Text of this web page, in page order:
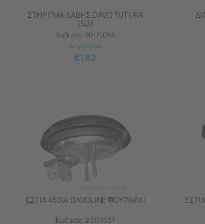
ΣΤΗΡΙΓΜΑ ΛΑΒΗΣ DAVO FUTURA
1503
Κωδικός: 20172056
Διαθέσιμο
€1.82
ΕΣΤΙΑ 450W DAVOLINE ΦΟΥΡΝΑΚΙ
Κωδικός: 20173037